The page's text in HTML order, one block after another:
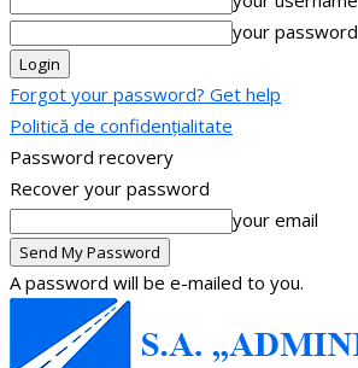
your password
Forgot your password? Get help
Politică de confidențialitate
Password recovery
Recover your password
your email
A password will be e-mailed to you.